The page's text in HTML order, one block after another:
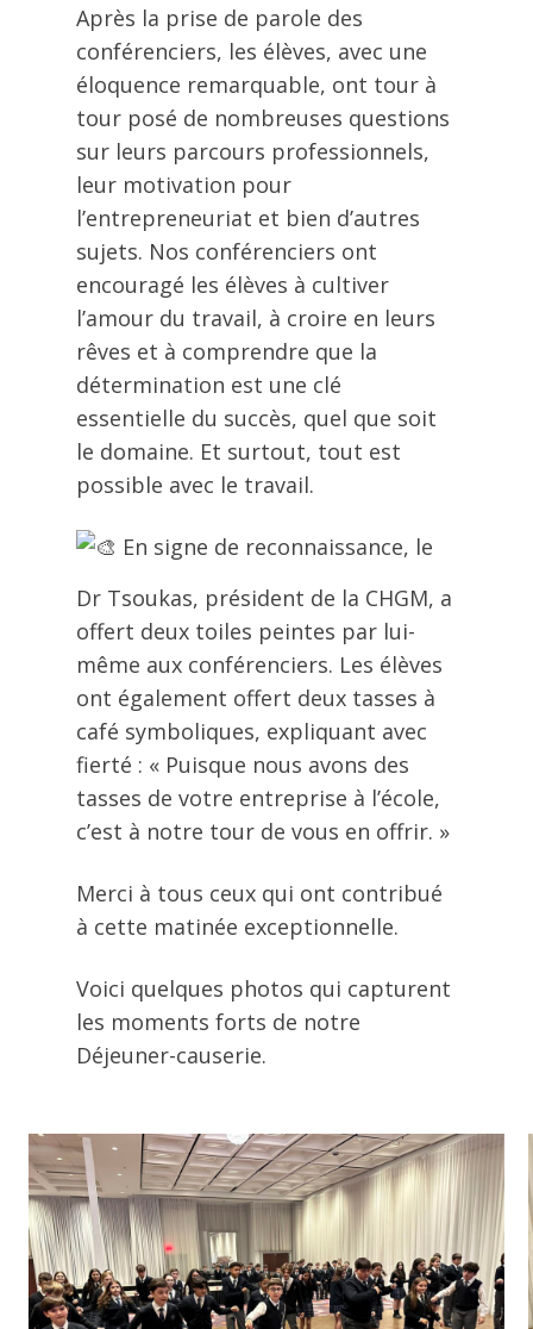
Après la prise de parole des
conférenciers, les élèves, avec une
éloquence remarquable, ont tour à
tour posé de nombreuses questions
sur leurs parcours professionnels,
leur motivation pour
l’entrepreneuriat et bien d’autres
sujets. Nos conférenciers ont
encouragé les élèves à cultiver
l’amour du travail, à croire en leurs
rêves et à comprendre que la
détermination est une clé
essentielle du succès, quel que soit
le domaine. Et surtout, tout est
possible avec le travail.
En signe de reconnaissance, le
Dr Tsoukas, président de la CHGM, a
offert deux toiles peintes par lui-
même aux conférenciers. Les élèves
ont également offert deux tasses à
café symboliques, expliquant avec
fierté : « Puisque nous avons des
tasses de votre entreprise à l’école,
c’est à notre tour de vous en offrir. »
Merci à tous ceux qui ont contribué
à cette matinée exceptionnelle.
Voici quelques photos qui capturent
les moments forts de notre
Déjeuner-causerie.